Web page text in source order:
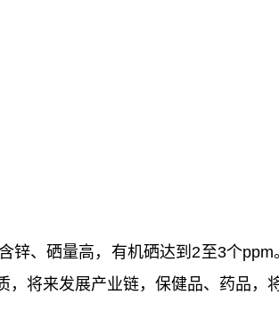
锌、硒量高，有机硒达到2至3个
将来发展产业链，保健品、药品，